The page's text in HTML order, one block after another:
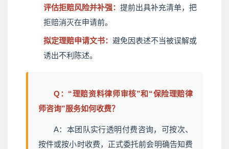
评估拒赔风险并补强： 提前出具补充清单，把
拒赔消灭在申请前。
拟定理赔申请文书： 避免因表述不当被误解或
诱出不利陈述。
Q：“理赔资料律师审核”和“保险理赔律
师咨询”服务如何收费？
A：本团队实行透明付费咨询，可按次、
按件或按小时收费，正式委托前会明确告知费